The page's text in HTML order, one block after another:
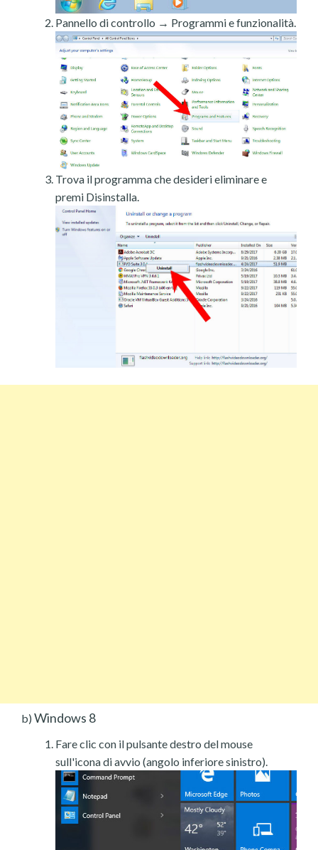
Pannello di controllo → Programmi e funzionalità.
Trova il programma che desideri eliminare e
premi Disinstalla.
b) Windows 8
Fare clic con il pulsante destro del mouse
sull'icona di avvio (angolo inferiore sinistro).